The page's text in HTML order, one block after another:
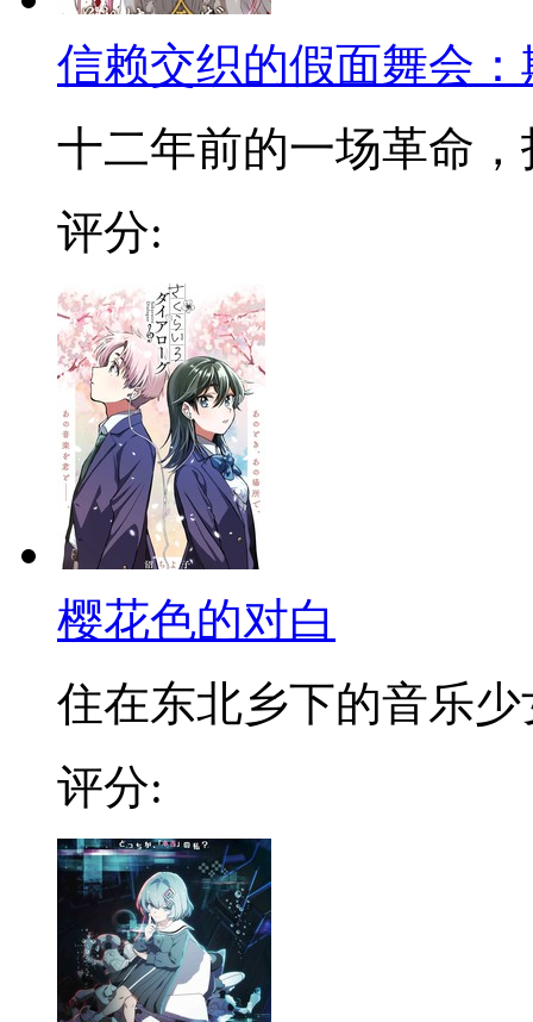
信赖交织的假面舞会
十二年前的一场革命，
评分:
樱花色的对白
住在东北乡下的音乐少
评分: